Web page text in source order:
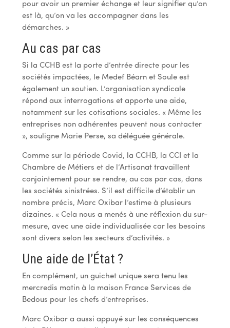
pour avoir un premier échange et leur signifier qu’on
est là, qu’on va les accompagner dans les
démarches. »
Au cas par cas
Si la CCHB est la porte d’entrée directe pour les
sociétés impactées, le Medef Béarn et Soule est
également un soutien. L’organisation syndicale
répond aux interrogations et apporte une aide,
notamment sur les cotisations sociales. « Même les
entreprises non adhérentes peuvent nous contacter
», souligne Marie Perse, sa déléguée générale.
Comme sur la période Covid, la CCHB, la CCI et la
Chambre de Métiers et de l’Artisanat travaillent
conjointement pour se rendre, au cas par cas, dans
les sociétés sinistrées. S’il est difficile d’établir un
nombre précis, Marc Oxibar l’estime à plusieurs
dizaines. « Cela nous a menés à une réflexion du sur-
mesure, avec une aide individualisée car les besoins
sont divers selon les secteurs d’activités. »
Une aide de l’État ?
En complément, un guichet unique sera tenu les
mercredis matin à la maison France Services de
Bedous pour les chefs d’entreprises.
Marc Oxibar a aussi appuyé sur les conséquences